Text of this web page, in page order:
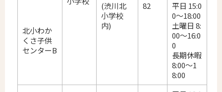
(渋川北
小学校
内)
82
北小わか
くさ子供
センターB
平日 15:0
0～18:00
土曜日 8:
00～16:0
0
長期休暇
8:00～1
8:00